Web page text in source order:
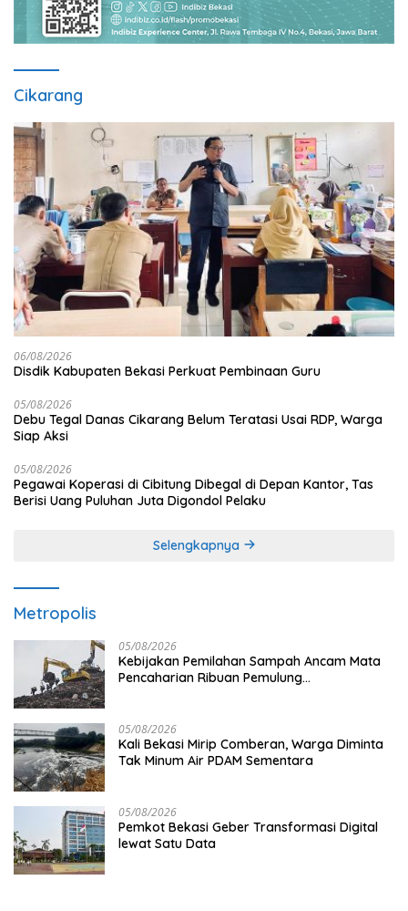
Cikarang
06/08/2026
Disdik Kabupaten Bekasi Perkuat Pembinaan Guru
05/08/2026
Debu Tegal Danas Cikarang Belum Teratasi Usai RDP, Warga
Siap Aksi
05/08/2026
Pegawai Koperasi di Cibitung Dibegal di Depan Kantor, Tas
Berisi Uang Puluhan Juta Digondol Pelaku
Selengkapnya
Metropolis
05/08/2026
Kebijakan Pemilahan Sampah Ancam Mata
Pencaharian Ribuan Pemulung
05/08/2026
Kali Bekasi Mirip Comberan, Warga Diminta
Tak Minum Air PDAM Sementara
05/08/2026
Pemkot Bekasi Geber Transformasi Digital
lewat Satu Data